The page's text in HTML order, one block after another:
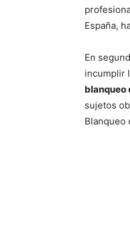
España,
En
incumplir
blanqueo
sujetos
Blanqueo